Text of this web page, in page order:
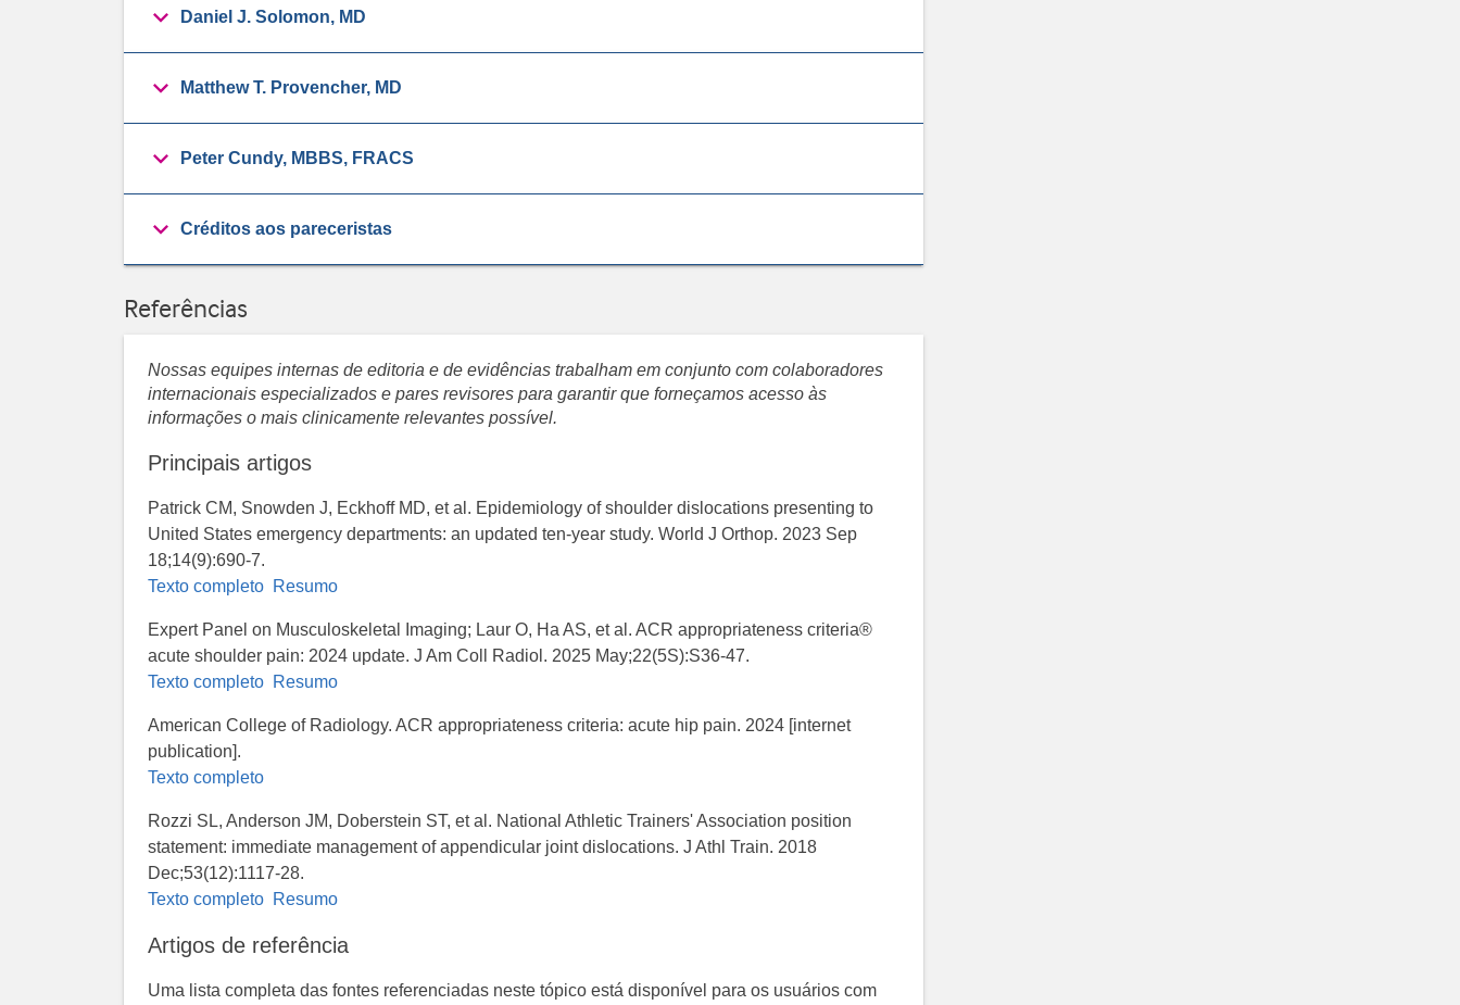
Daniel J. Solomon, MD
Matthew T. Provencher, MD
Peter Cundy, MBBS, FRACS
Créditos aos pareceristas
Referências
Nossas equipes internas de editoria e de evidências trabalham em conjunto com colaboradores
internacionais especializados e pares revisores para garantir que forneçamos acesso às
informações o mais clinicamente relevantes possível.
Principais artigos
Patrick CM, Snowden J, Eckhoff MD, et al. Epidemiology of shoulder dislocations presenting to
United States emergency departments: an updated ten-year study. World J Orthop. 2023 Sep
18;14(9):690-7.
Texto completo Resumo
Expert Panel on Musculoskeletal Imaging; Laur O, Ha AS, et al. ACR appropriateness criteria®
acute shoulder pain: 2024 update. J Am Coll Radiol. 2025 May;22(5S):S36-47.
Texto completo Resumo
American College of Radiology. ​ACR appropriateness criteria: acute hip pain. 2024 [internet
publication].
Texto completo
Rozzi SL, Anderson JM, Doberstein ST, et al. National Athletic Trainers' Association position
statement: immediate management of appendicular joint dislocations. J Athl Train. 2018
Dec;53(12):1117-28.
Texto completo Resumo
Artigos de referência
Uma lista completa das fontes referenciadas neste tópico está disponível para os usuários com